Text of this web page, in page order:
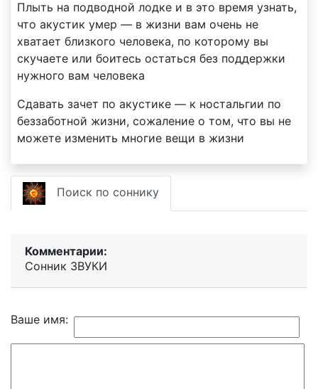
Плыть на подводной лодке и в это время узнать,
что акустик умер — в жизни вам очень не
хватает близкого человека, по которому вы
скучаете или боитесь остаться без поддержки
нужного вам человека
Сдавать зачет по акустике — к ностальгии по
беззаботной жизни, сожаление о том, что вы не
можете изменить многие вещи в жизни
Поиск по соннику
Комментарии:
Сонник ЗВУКИ
Ваше имя: